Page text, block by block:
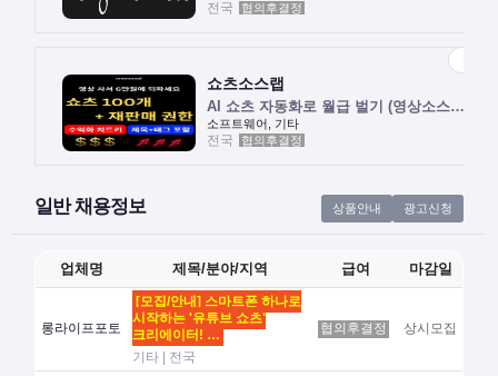
쇼츠소스랩
전국
협의후결정
쇼츠소스랩
AI 쇼츠 자동화로 월급 벌기 (영상소스…
소프트웨어, 기타
전국
협의후결정
일반 채용정보 상품안내 광고신청
업체명 제목/분야/지역 급여 마감일
롱라이프포토
[모집/안내] 스마트폰 하나로
시작하는 '유튜브 쇼츠'
크리에이터! …
기타 | 전국
협의후결정 상시모집